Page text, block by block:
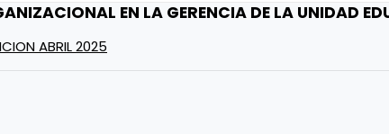
EN LA GERENCIA DE LA UNIDAD
ABRIL 2025